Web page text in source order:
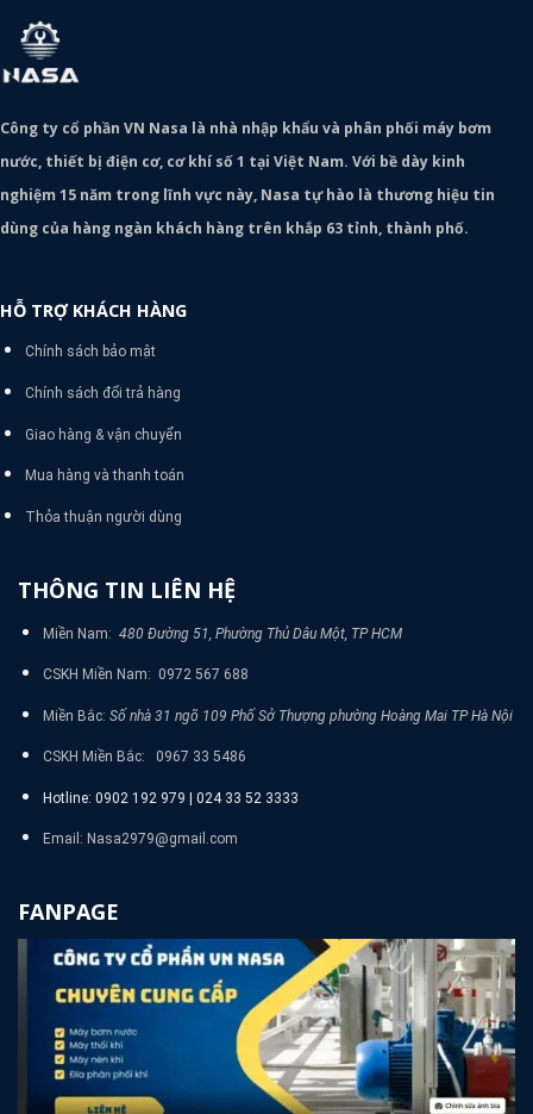
Công ty cổ phần VN Nasa là nhà nhập khẩu và phân phối máy bơm
nước, thiết bị điện cơ, cơ khí số 1 tại Việt Nam. Với bề dày kinh
nghiệm 15 năm trong lĩnh vực này, Nasa tự hào là thương hiệu tin
dùng của hàng ngàn khách hàng trên khắp 63 tỉnh, thành phố.
HỖ TRỢ KHÁCH HÀNG
Chính sách bảo mật
Chính sách đổi trả hàng
Giao hàng & vận chuyển
Mua hàng và thanh toán
Thỏa thuận người dùng
THÔNG TIN LIÊN HỆ
Miền Nam: 480 Đường 51, Phường Thủ Dâu Một, TP HCM
CSKH Miền Nam: 0972 567 688
Miền Bắc: Số nhà 31 ngõ 109 Phố Sở Thượng phường Hoàng Mai TP Hà Nội
CSKH Miền Bắc: 0967 33 5486
Hotline: 0902 192 979 | 024 33 52 3333
Email: Nasa2979@gmail.com
FANPAGE